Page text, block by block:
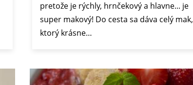
pretože je rýchly, hrnčekový a hlavne... je
super makový! Do cesta sa dáva celý mak,
ktorý krásne…